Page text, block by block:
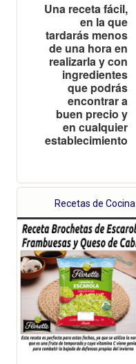
Una receta fácil,
en la que
tardarás menos
de una hora en
realizarla y con
ingredientes
que podrás
encontrar a
buen precio y
en cualquier
establecimiento
Recetas de Cocina